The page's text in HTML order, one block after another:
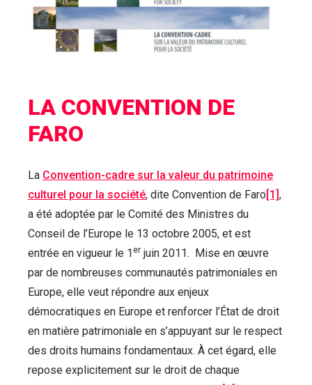
LA CONVENTION DE
FARO
La Convention-cadre sur la valeur du patrimoine
culturel pour la société, dite Convention de Faro [1] ,
a été adoptée par le Comité des Ministres du
Conseil de l’Europe le 13 octobre 2005, et est
entrée en vigueur le 1 er juin 2011. Mise en œuvre
par de nombreuses communautés patrimoniales en
Europe, elle veut répondre aux enjeux
démocratiques en Europe et renforcer l’État de droit
en matière patrimoniale en s’appuyant sur le respect
des droits humains fondamentaux. À cet égard, elle
repose explicitement sur le droit de chaque